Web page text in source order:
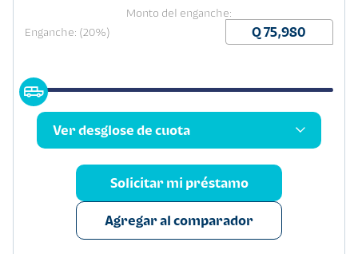
Monto del enganche:
Enganche: (20%)
Ver desglose de cuota
Solicitar mi préstamo
Agregar al comparador